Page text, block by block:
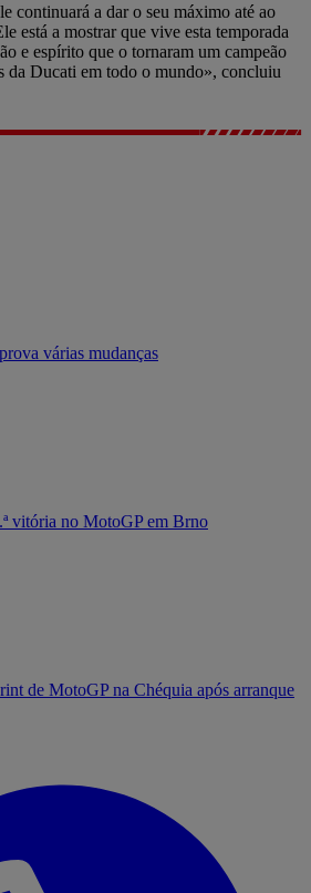
continuará a dar o seu máximo até ao
está a mostrar que vive esta temporada
e espírito que o tornaram um campeão
da Ducati em todo o mundo», concluiu
várias mudanças
vitória no MotoGP em Brno
de MotoGP na Chéquia após arranque